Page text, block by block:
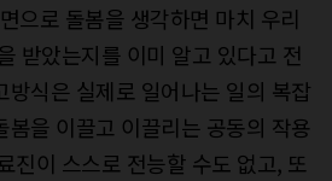
으로 돌봄을 생각하면 마치 우리
받았는지를 이미 알고 있다고 전
방식은 실제로 일어나는 일의 복잡
봄을 이끌고 이끌리는 공동의 작용
진이 스스로 전능할 수도 없고, 또